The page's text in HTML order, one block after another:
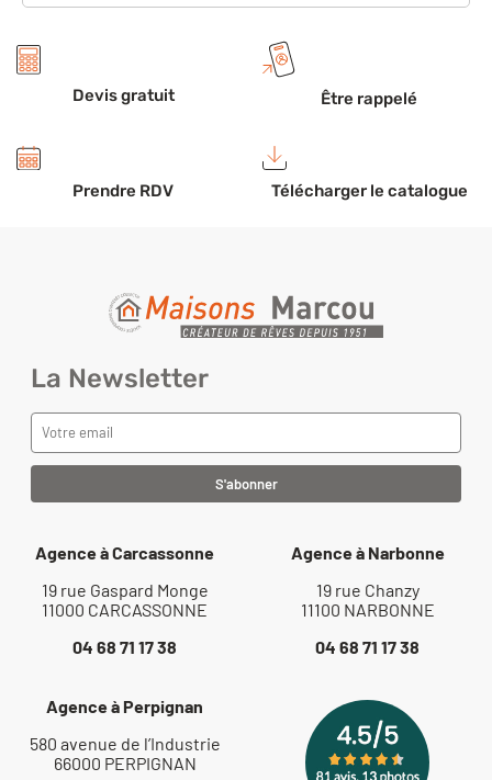
Devis gratuit Être rappelé
Prendre RDV Télécharger le catalogue
La Newsletter
Agence à Carcassonne
19 rue Gaspard Monge
11000 CARCASSONNE
04 68 71 17 38
Agence à Narbonne
19 rue Chanzy
11100 NARBONNE
04 68 71 17 38
Agence à Perpignan
580 avenue de l’Industrie
66000 PERPIGNAN